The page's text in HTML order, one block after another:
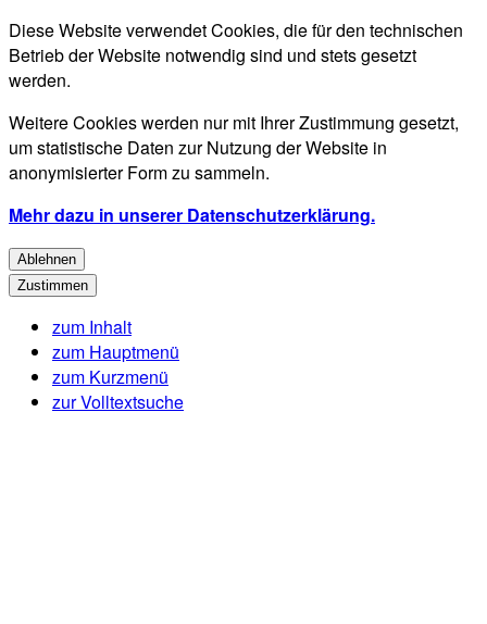
Diese Website verwendet Cookies, die für den technischen
Betrieb der Website notwendig sind und stets gesetzt
werden.
Weitere Cookies werden nur mit Ihrer Zustimmung gesetzt,
um statistische Daten zur Nutzung der Website in
anonymisierter Form zu sammeln.
Mehr dazu in unserer Datenschutzerklärung.
Ablehnen
Zustimmen
zum Inhalt
zum Hauptmenü
zum Kurzmenü
zur Volltextsuche